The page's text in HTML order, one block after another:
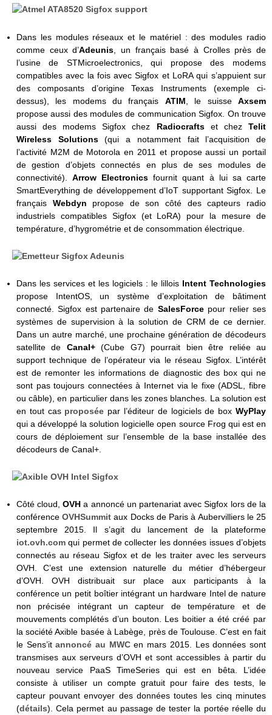
Dans les modules réseaux et le matériel : des modules radio
comme ceux d’Adeunis , un français basé à Crolles près de
l’usine de STMicroelectronics, qui propose des modems
compatibles avec la fois avec Sigfox et LoRA qui s’appuient sur
des composants d’origine Texas Instruments (exemple ci-
dessus), les modems du français ATIM , le suisseAxsem
propose aussi des modules de communication Sigfox. On trouve
aussi des modems Sigfox chez Radiocraftset chezTelit
Wireless Solutions(qui a notamment fait l’acquisition de
l’activité M2M de Motorola en 2011 et propose aussi un portail
de gestion d’objets connectés en plus de ses modules de
connectivité).Arrow Electronicsfournit quant à lui sa carte
SmartEverything de développement d’IoT supportant Sigfox. Le
français Webdyn propose de son côté des capteurs radio
industriels compatibles Sigfox (et LoRA) pour la mesure de
température, d’hygrométrie et de consommation électrique.
Dans les services et les logiciels : le lillois Intent Technologies
propose IntentOS, un système d’exploitation de bâtiment
connecté. Sigfox est partenaire de SalesForce pour relier ses
systèmes de supervision à la solution de CRM de ce dernier.
Dans un autre marché, une prochaine génération de décodeurs
satellite de Canal+(Cube G7) pourrait bien être reliée au
support technique de l’opérateur via le réseau Sigfox. L’intérêt
est de remonter les informations de diagnostic des box qui ne
sont pas toujours connectées à Internet via le fixe (ADSL, fibre
ou câble), en particulier dans les zones blanches. La solution est
en tout cas proposée par l’éditeur de logiciels de boxWyPlay
qui a développé la solution logicielle open source Frog qui est en
cours de déploiement sur l’ensemble de la base installée des
décodeurs de Canal+.
Côté cloud,OVH a annoncé un partenariat avec Sigfox lors de la
conférenceOVHSummit aux Docks de Paris à Aubervilliers le 25
septembre 2015. Il s’agit du lancement de la plateforme
iot.ovh.comqui permet de collecter les données issues d’objets
connectés au réseau Sigfox et de les traiter avec les serveurs
OVH. C’est une extension naturelle du métier d’hébergeur
d’OVH. OVH distribuait sur place aux participants à la
conférence un petit boîtier intégrant un hardware Intel de nature
non précisée intégrant un capteur de température et de
mouvements complétés d’un bouton. Les boitier a été créé par
la société Axible basée à Labège, près de Toulouse. C’est en fait
le Sens’itannoncé au MWCen mars 2015. Les données sont
transmises aux serveurs d’OVH et sont accessibles à partir du
nouveau service PaaS TimeSeries qui est en bêta. L’idée
consiste à utiliser un compte gratuit pour faire des tests, le
capteur pouvant envoyer des données toutes les cinq minutes
(détails). Cela permet au passage de tester la portée réelle du